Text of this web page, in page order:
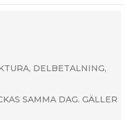
DELBETALNING,
SAMMA DAG. GÄLLER